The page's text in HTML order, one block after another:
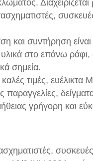
συντήρηση είναι
στο επάνω
σημεία.
τιμές, ευέλικτα
παραγγελίες,
γρήγορη και
συσκευές